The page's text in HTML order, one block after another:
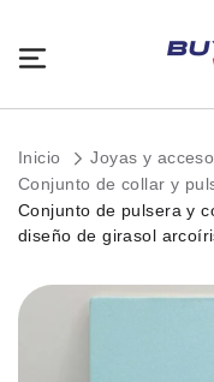
Inicio
Joyas y
Conjunto de collar y
Conjunto de pulsera y
diseño de girasol
Saltar
al